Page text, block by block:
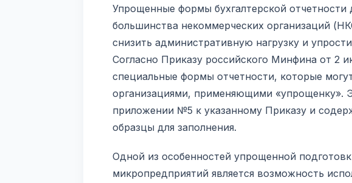
Упрощенные формы бухгалтерской
большинства некоммерческих организаций
снизить административную нагрузку и
Согласно Приказу российского Минфина от 2
специальные формы отчетности, которые
организациями, применяющими «упрощенку».
приложении №5 к указанному Приказу и
образцы для заполнения.
Одной из особенностей упрощенной
микропредприятий является возможность